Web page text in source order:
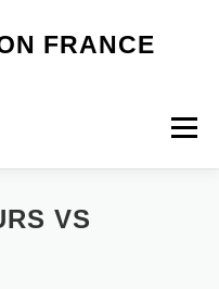
FRANCE
Menu
SNF
VS